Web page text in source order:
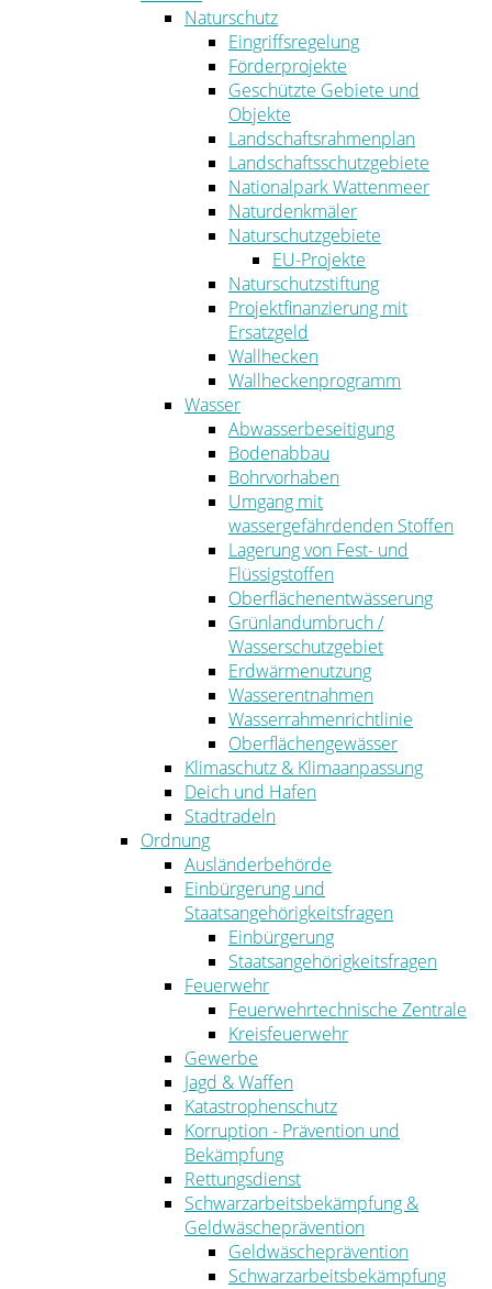
Naturschutz
Eingriffsregelung
Förderprojekte
Geschützte Gebiete und
Objekte
Landschaftsrahmenplan
Landschaftsschutzgebiete
Nationalpark Wattenmeer
Naturdenkmäler
Naturschutzgebiete
EU-Projekte
Naturschutzstiftung
Projektfinanzierung mit
Ersatzgeld
Wallhecken
Wallheckenprogramm
Wasser
Abwasserbeseitigung
Bodenabbau
Bohrvorhaben
Umgang mit
wassergefährdenden Stoffen
Lagerung von Fest- und
Flüssigstoffen
Oberflächenentwässerung
Grünlandumbruch /
Wasserschutzgebiet
Erdwärmenutzung
Wasserentnahmen
Wasserrahmenrichtlinie
Oberflächengewässer
Klimaschutz & Klimaanpassung
Deich und Hafen
Stadtradeln
Ordnung
Ausländerbehörde
Einbürgerung und
Staatsangehörigkeitsfragen
Einbürgerung
Staatsangehörigkeitsfragen
Feuerwehr
Feuerwehrtechnische Zentrale
Kreisfeuerwehr
Gewerbe
Jagd & Waffen
Katastrophenschutz
Korruption - Prävention und
Bekämpfung
Rettungsdienst
Schwarzarbeitsbekämpfung &
Geldwäscheprävention
Geldwäscheprävention
Schwarzarbeitsbekämpfung